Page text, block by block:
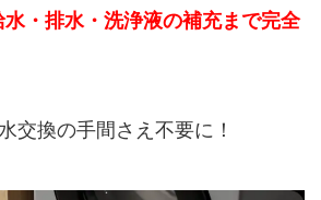
水・排水・洗浄液の補充まで完全
交換の手間さえ不要に！